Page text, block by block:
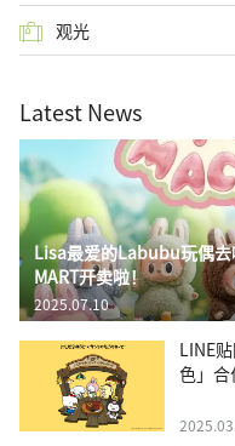
观光
Latest News
Lisa最爱的Labubu玩偶
MART开卖啦！
2025.07.10
LINE
色」合